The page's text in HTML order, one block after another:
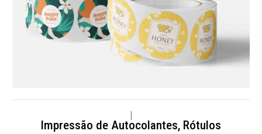
Impressão de Autocolantes, Rótulos